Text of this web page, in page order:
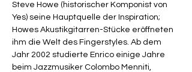
Steve Howe (historischer Komponist von
Yes) seine Hauptquelle der Inspiration;
Howes Akustikgitarren-Stücke eröffneten
ihm die Welt des Fingerstyles. Ab dem
Jahr 2002 studierte Enrico einige Jahre
beim Jazzmusiker Colombo Menniti,